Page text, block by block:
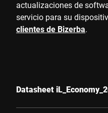
actualizaciones de
servicio para su
clientes de Bizerba.
Datasheet